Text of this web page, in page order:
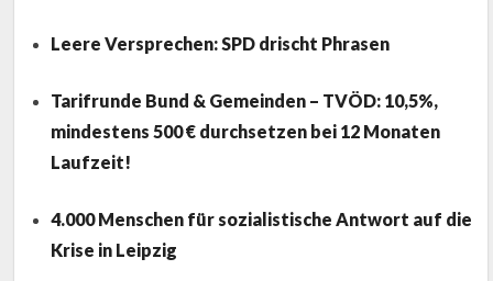
Leere Versprechen: SPD drischt Phrasen
Tarifrunde Bund & Gemeinden – TVÖD: 10,5%,
mindestens 500 € durchsetzen bei 12 Monaten
Laufzeit!
4.000 Menschen für sozialistische Antwort auf die
Krise in Leipzig